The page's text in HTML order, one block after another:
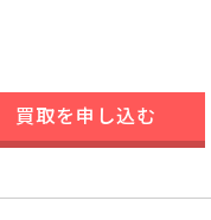
買取を申し込む